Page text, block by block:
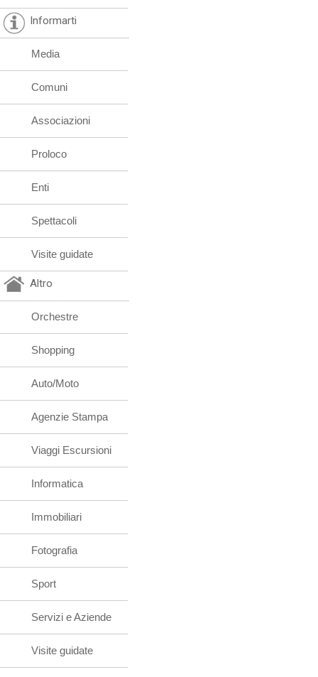
Informarti
Media
Comuni
Associazioni
Proloco
Enti
Spettacoli
Visite guidate
Altro
Orchestre
Shopping
Auto/Moto
Agenzie Stampa
Viaggi Escursioni
Informatica
Immobiliari
Fotografia
Sport
Servizi e Aziende
Visite guidate